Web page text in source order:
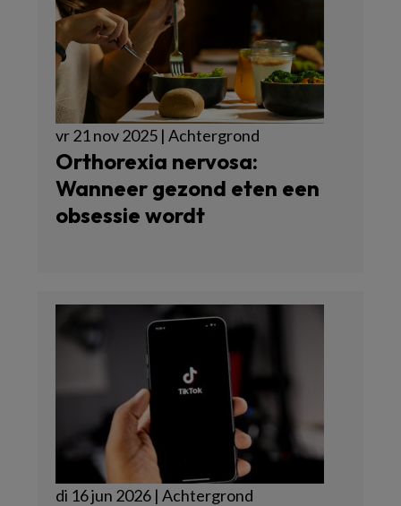
vr 21 nov 2025 | Achtergrond
Orthorexia nervosa:
Wanneer gezond eten een
obsessie wordt
di 16 jun 2026 | Achtergrond